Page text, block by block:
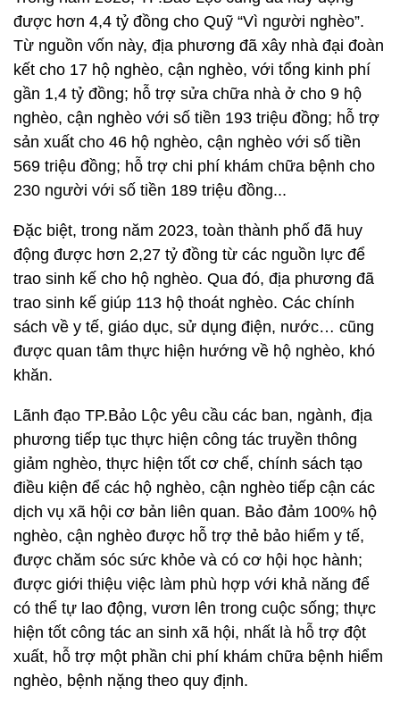
được hơn 4,4 tỷ đồng cho Quỹ “Vì người nghèo”.
Từ nguồn vốn này, địa phương đã xây nhà đại đoàn
kết cho 17 hộ nghèo, cận nghèo, với tổng kinh phí
gần 1,4 tỷ đồng; hỗ trợ sửa chữa nhà ở cho 9 hộ
nghèo, cận nghèo với số tiền 193 triệu đồng; hỗ trợ
sản xuất cho 46 hộ nghèo, cận nghèo với số tiền
569 triệu đồng; hỗ trợ chi phí khám chữa bệnh cho
230 người với số tiền 189 triệu đồng...
Đặc biệt, trong năm 2023, toàn thành phố đã huy
động được hơn 2,27 tỷ đồng từ các nguồn lực để
trao sinh kế cho hộ nghèo. Qua đó, địa phương đã
trao sinh kế giúp 113 hộ thoát nghèo. Các chính
sách về y tế, giáo dục, sử dụng điện, nước… cũng
được quan tâm thực hiện hướng về hộ nghèo, khó
khăn.
Lãnh đạo TP.Bảo Lộc yêu cầu các ban, ngành, địa
phương tiếp tục thực hiện công tác truyền thông
giảm nghèo, thực hiện tốt cơ chế, chính sách tạo
điều kiện để các hộ nghèo, cận nghèo tiếp cận các
dịch vụ xã hội cơ bản liên quan. Bảo đảm 100% hộ
nghèo, cận nghèo được hỗ trợ thẻ bảo hiểm y tế,
được chăm sóc sức khỏe và có cơ hội học hành;
được giới thiệu việc làm phù hợp với khả năng để
có thể tự lao động, vươn lên trong cuộc sống; thực
hiện tốt công tác an sinh xã hội, nhất là hỗ trợ đột
xuất, hỗ trợ một phần chi phí khám chữa bệnh hiểm
nghèo, bệnh nặng theo quy định.